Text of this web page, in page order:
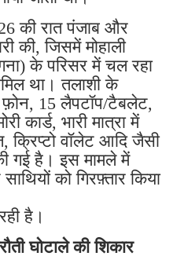
की रात पंजाब और
की, जिसमें मोहाली
के परिसर में चल रहा
था। तलाशी के
फ़ोन, 15 लैपटॉप/टैबलेट,
कार्ड, भारी मात्रा में
वॉलेट आदि जैसी
गई है। इस मामले में
को गिरफ़्तार किया
है।
घोटाले की शिकार